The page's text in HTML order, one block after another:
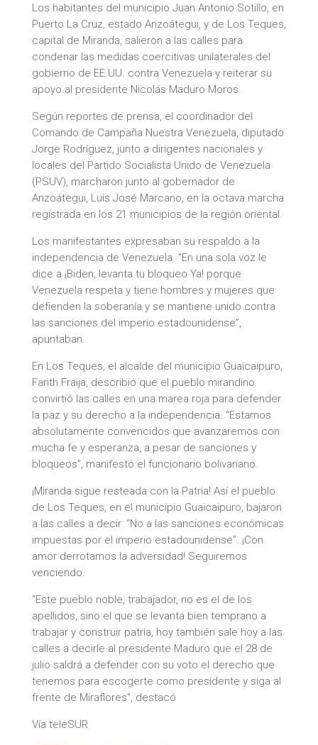
Los habitantes del municipio Juan Antonio Sotillo, en
Puerto La Cruz, estado Anzoátegui, y de Los Teques,
capital de Miranda, salieron a las calles para
condenar las medidas coercitivas unilaterales del
gobierno de EE.UU. contra Venezuela y reiterar su
apoyo al presidente Nicolás Maduro Moros.
Según reportes de prensa, el coordinador del
Comando de Campaña Nuestra Venezuela, diputado
Jorge Rodríguez, junto a dirigentes nacionales y
locales del Partido Socialista Unido de Venezuela
(PSUV), marcharon junto al gobernador de
Anzoátegui, Luis José Marcano, en la octava marcha
registrada en los 21 municipios de la región oriental.
Los manifestantes expresaban su respaldo a la
independencia de Venezuela. “En una sola voz le
dice a ¡Biden, levanta tu bloqueo Ya! porque
Venezuela respeta y tiene hombres y mujeres que
defienden la soberanía y se mantiene unido contra
las sanciones del imperio estadounidense”,
apuntaban.
En Los Teques, el alcalde del municipio Guaicaipuro,
Farith Fraija, describió que el pueblo mirandino
convirtió las calles en una marea roja para defender
la paz y su derecho a la independencia. “Estamos
absolutamente convencidos que avanzaremos con
mucha fe y esperanza, a pesar de sanciones y
bloqueos”, manifestó el funcionario bolivariano.
¡Miranda sigue resteada con la Patria! Así el pueblo
de Los Teques, en el municipio Guaicaipuro, bajaron
a las calles a decir: “No a las sanciones económicas
impuestas por el imperio estadounidense”. ¡Con
amor derrotamos la adversidad! Seguiremos
venciendo.
“Este pueblo noble, trabajador, no es el de los
apellidos, sino el que se levanta bien temprano a
trabajar y construir patria, hoy también sale hoy a las
calles a decirle al presidente Maduro que el 28 de
julio saldrá a defender con su voto el derecho que
tenemos para escogerte como presidente y siga al
frente de Miraflores”, destacó
Vía teleSUR